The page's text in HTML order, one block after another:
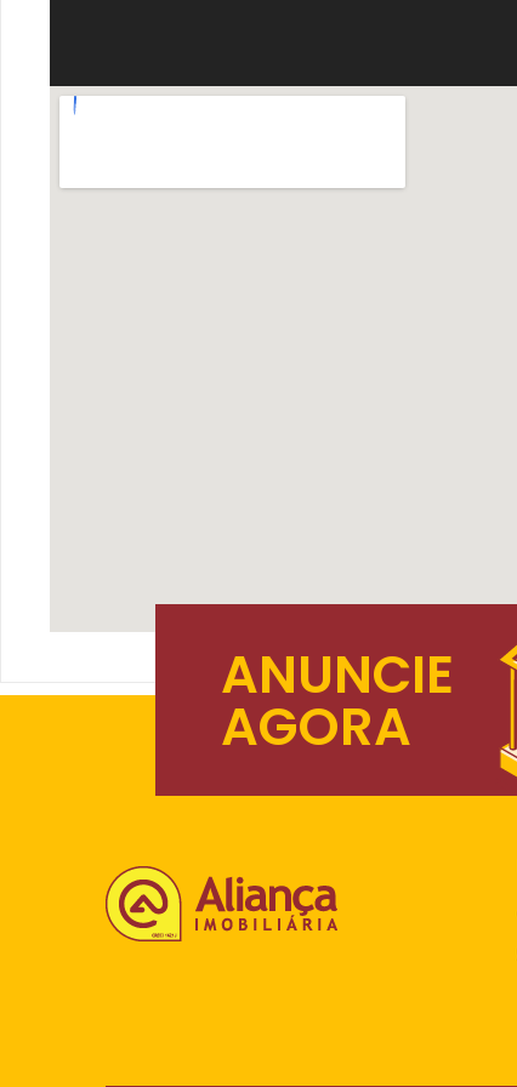
ANUNCIE
AGORA